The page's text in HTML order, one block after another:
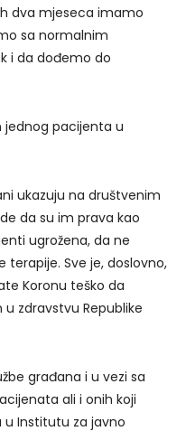
dva mjeseca imamo
sa normalnim
i da dođemo do
jednog pacijenta u
ukazuju na društvenim
da su im prava kao
ugrožena, da ne
Sve je, doslovno,
Koronu teško da
zdravstvu Republike
građana i u vezi sa
ali i onih koji
u Institutu za javno